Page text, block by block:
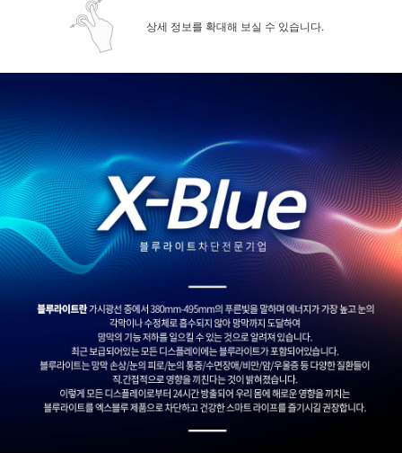
상세 정보를 확대해 보실 수 있습니다.